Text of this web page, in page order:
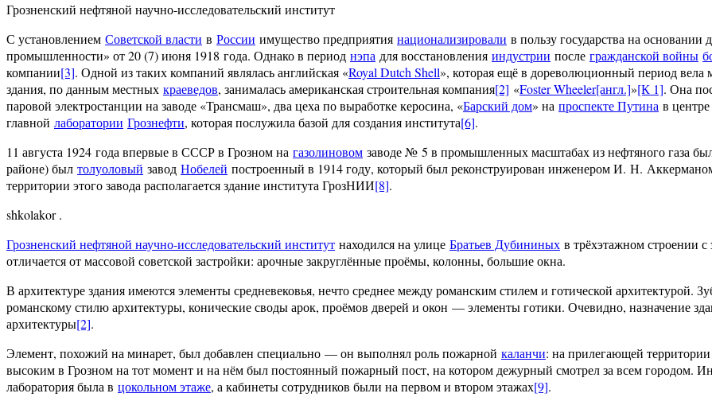
Грозненский нефтяной научно-исследовательский институт
С установлением Советской власти в России имущество предприятия национализировали в пользу государства на основании
промышленности» от 20 (7) июня 1918 года. Однако в период нэпа для восстановления индустрии после гражданской войны
компании[3]. Одной из таких компаний являлась английская «Royal Dutch Shell», которая ещё в дореволюционный период
здания, по данным местных краеведов, занималась американская строительная компания[2] «Foster Wheeler[англ.]»[К 1]. Она
паровой электростанции на заводе «Трансмаш», два цеха по выработке керосина, «Барский дом» на проспекте Путина в
главной лаборатории Грознефти, которая послужила базой для создания института[6].
11 августа 1924 года впервые в СССР в Грозном на газолиновом заводе № 5 в промышленных масштабах из нефтяного газа
районе) был толуоловый завод Нобелей построенный в 1914 году, который был реконструирован инженером И. Н. Аккерманом
территории этого завода располагается здание института ГрозНИИ[8].
shkolakor .
Грозненский нефтяной научно-исследовательский институт находился на улице Братьев Дубининых в трёхэтажном строении
отличается от массовой советской застройки: арочные закруглённые проёмы, колонны, большие окна.
В архитектуре здания имеются элементы средневековья, нечто среднее между романским стилем и готической
романскому стилю архитектуры, конические своды арок, проёмов дверей и окон — элементы готики. Очевидно, назначение
архитектуры[2].
Элемент, похожий на минарет, был добавлен специально — он выполнял роль пожарной каланчи: на прилегающей
высоким в Грозном на тот момент и на нём был постоянный пожарный пост, на котором дежурный смотрел за всем городом.
лаборатория была в цокольном этаже, а кабинеты сотрудников были на первом и втором этажах[9].